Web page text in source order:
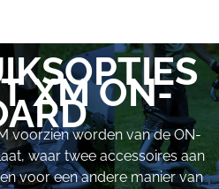
XM ON-
voorzien worden van de ON-
waar twee accessoires aan
voor een andere manier van